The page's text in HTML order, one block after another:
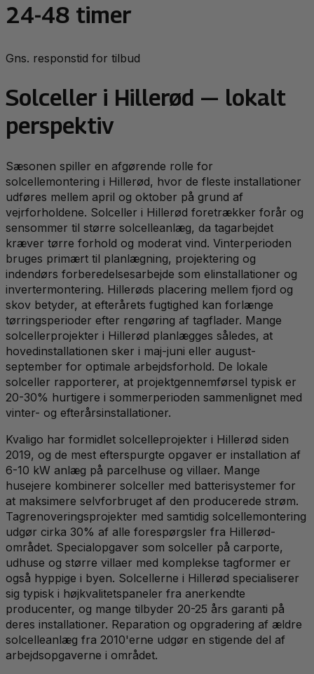
24-48 timer
Gns. responstid for tilbud
Solceller i Hillerød — lokalt
perspektiv
Sæsonen spiller en afgørende rolle for
solcellemontering i Hillerød, hvor de fleste installationer
udføres mellem april og oktober på grund af
vejrforholdene. Solceller i Hillerød foretrækker forår og
sensommer til større solcelleanlæg, da tagarbejdet
kræver tørre forhold og moderat vind. Vinterperioden
bruges primært til planlægning, projektering og
indendørs forberedelsesarbejde som elinstallationer og
invertermontering. Hillerøds placering mellem fjord og
skov betyder, at efterårets fugtighed kan forlænge
tørringsperioder efter rengøring af tagflader. Mange
solcellerprojekter i Hillerød planlægges således, at
hovedinstallationen sker i maj-juni eller august-
september for optimale arbejdsforhold. De lokale
solceller rapporterer, at projektgennemførsel typisk er
20-30% hurtigere i sommerperioden sammenlignet med
vinter- og efterårsinstallationer.
Kvaligo har formidlet solcelleprojekter i Hillerød siden
2019, og de mest efterspurgte opgaver er installation af
6-10 kW anlæg på parcelhuse og villaer. Mange
husejere kombinerer solceller med batterisystemer for
at maksimere selvforbruget af den producerede strøm.
Tagrenoveringsprojekter med samtidig solcellemontering
udgør cirka 30% af alle forespørgsler fra Hillerød-
området. Specialopgaver som solceller på carporte,
udhuse og større villaer med komplekse tagformer er
også hyppige i byen. Solcellerne i Hillerød specialiserer
sig typisk i højkvalitetspaneler fra anerkendte
producenter, og mange tilbyder 20-25 års garanti på
deres installationer. Reparation og opgradering af ældre
solcelleanlæg fra 2010'erne udgør en stigende del af
arbejdsopgaverne i området.